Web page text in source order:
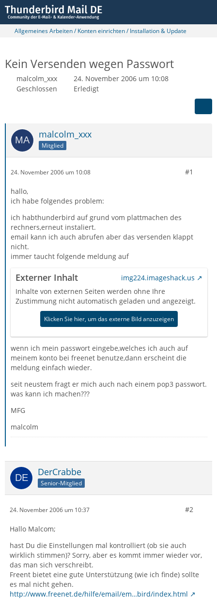
Allgemeines Arbeiten / Konten einrichten / Installation & Update
Kein Versenden wegen Passwort
malcolm_xxx
24. November 2006 um 10:08
Geschlossen
Erledigt
malcolm_xxx
Mitglied
24. November 2006 um 10:08 #1
hallo,
ich habe folgendes problem:
ich habthunderbird auf grund vom plattmachen des
rechners,erneut instaliert.
email kann ich auch abrufen aber das versenden klappt
nicht.
immer taucht folgende meldung auf
Externer Inhalt
img224.imageshack.us
Inhalte von externen Seiten werden ohne Ihre
Zustimmung nicht automatisch geladen und angezeigt.
Klicken Sie hier, um das externe Bild anzuzeigen
wenn ich mein passwort eingebe,welches ich auch auf
meinem konto bei freenet benutze,dann erscheint die
meldung einfach wieder.
seit neustem fragt er mich auch nach einem pop3 passwort.
was kann ich machen???
MFG
malcolm
DerCrabbe
Senior-Mitglied
24. November 2006 um 10:37 #2
Hallo Malcom;
hast Du die Einstellungen mal kontrolliert (ob sie auch
wirklich stimmen)? Sorry, aber es kommt immer wieder vor,
das man sich verschreibt.
Freent bietet eine gute Unterstützung (wie ich finde) sollte
es mal nicht gehen.
http://www.freenet.de/hilfe/email/em…bird/index.html